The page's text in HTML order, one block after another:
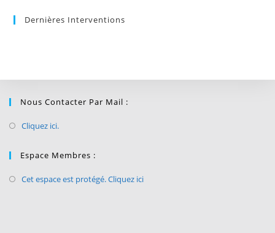
Dernières Interventions
Nous Contacter Par Mail :
Cliquez ici.
Espace Membres :
Cet espace est protégé. Cliquez ici